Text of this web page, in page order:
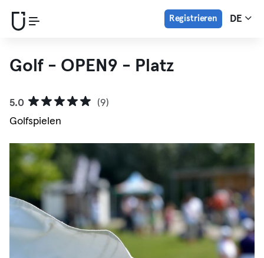
Registrieren DE
Golf - OPEN9 - Platz
5.0
(9)
Golfspielen